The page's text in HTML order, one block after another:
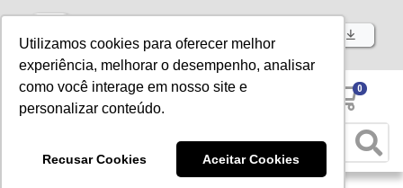
Utilizamos cookies para oferecer melhor
experiência, melhorar o desempenho, analisar
como você interage em nosso site e
personalizar conteúdo.
Recusar Cookies Aceitar Cookies
Baixe já nosso APP
0